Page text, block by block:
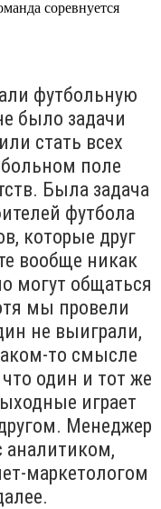
соревнуется
футбольную
было задачи
стать всех
поле
Была задача
футбола
которые друг
вообще никак
могут общаться
мы провели
не выиграли,
то смысле
один и тот же
играет
Менеджер
аналитиком,
маркетологом